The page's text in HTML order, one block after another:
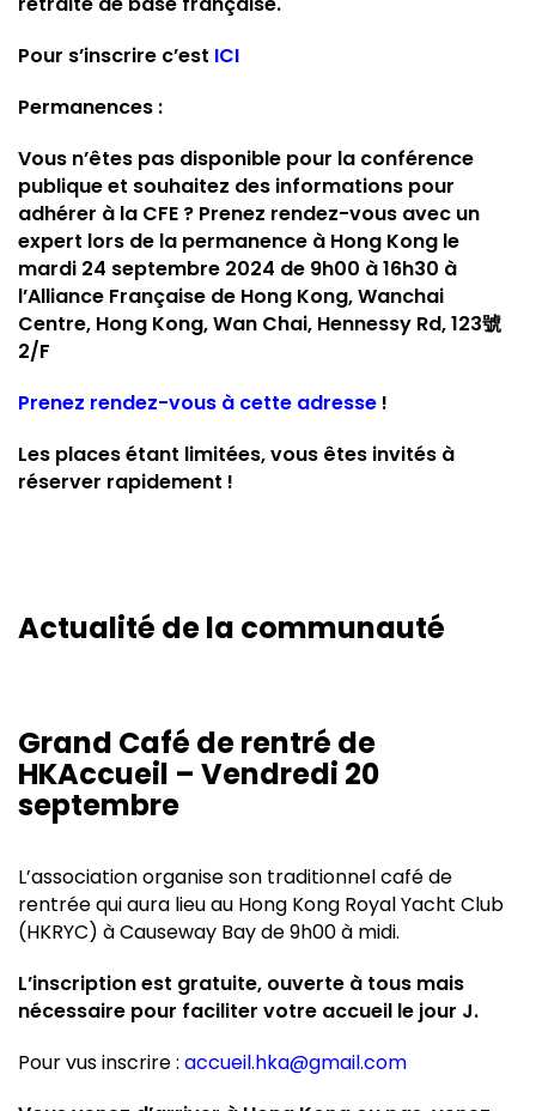
Pour s’inscrire c’est ICI
Permanences :
Vous n’êtes pas disponible pour la conférence
publique et souhaitez des informations pour
adhérer à la CFE ? Prenez rendez-vous avec un
expert lors de la permanence à Hong Kong le
mardi 24 septembre 2024 de 9h00 à 16h30 à
l’Alliance Française de Hong Kong, Wanchai
Centre, Hong Kong, Wan Chai, Hennessy Rd, 123號
2/F
Prenez rendez-vous à cette adresse !
Les places étant limitées, vous êtes invités à
réserver rapidement !
Actualité de la communauté
Grand Café de rentré de
HKAccueil – Vendredi 20
septembre
L’association organise son traditionnel café de
rentrée qui aura lieu au Hong Kong Royal Yacht Club
(HKRYC) à Causeway Bay de 9h00 à midi.
L’inscription est gratuite, ouverte à tous mais
nécessaire pour faciliter votre accueil le jour J.
Pour vus inscrire : accueil.hka@gmail.com